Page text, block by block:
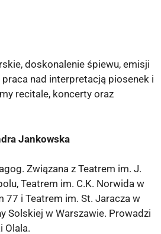
doskonalenie śpiewu, emisji
praca nad interpretacją piosenek i
recitale, koncerty oraz
Jankowska
Związana z Teatrem im. J.
Teatrem im. C.K. Norwida w
77 i Teatrem im. St. Jaracza w
Solskiej w Warszawie. Prowadzi
Olala.